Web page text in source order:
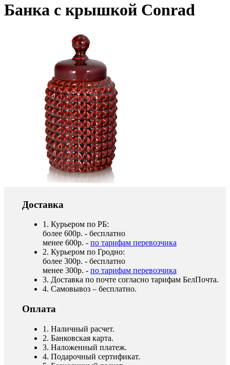
Банка с крышкой Conrad
Доставка
1. Курьером по РБ:
более 600р. - бесплатно
менее 600р. - по тарифам перевозчика
2. Курьером по Гродно:
более 300р. - бесплатно
менее 300р. - по тарифам перевозчика
3. Доставка по почте согласно тарифам БелПочта.
4. Самовывоз – бесплатно.
Оплата
1. Наличный расчет.
2. Банковская карта.
3. Наложенный платеж.
4. Подарочный сертификат.